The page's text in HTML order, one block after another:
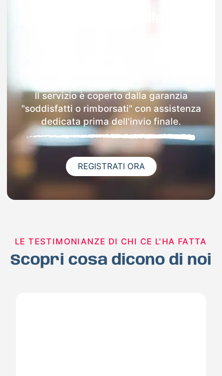
Il servizio è coperto dalla garanzia
"soddisfatti o rimborsati" con assistenza
dedicata prima dell'invio finale.
REGISTRATI ORA
LE TESTIMONIANZE DI CHI CE L'HA FATTA
Scopri cosa dicono di noi